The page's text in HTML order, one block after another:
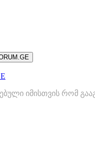
იმისთვის რომ